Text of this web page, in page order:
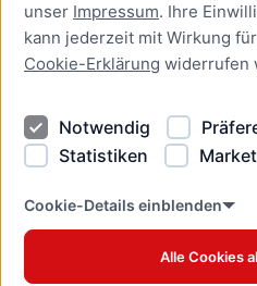
unser Impressum. Ihre
kann jederzeit mit Wirkung
Cookie-Erklärung widerrufen
Notwendig
Statistiken
Cookie-Details einblenden
Alle Cookies
Kontakt
Kontakt
Datenschutzhinweise
Barrierefreiheit
Cookie Erklärung